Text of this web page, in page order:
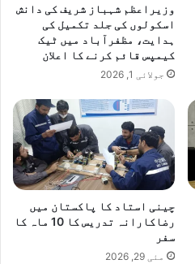
وزیراعظم شہباز شریف کی دانش
اسکولوں کی جلد تکمیل کی
ہدایت، مظفرآباد میں ٹیک
کیمپس قائم کرنے کا اعلان
جولائی 1, 2026
چینی استاد کا پاکستان میں
رضاکارانہ تدریس کا 10 ماہ کا
سفر
مئی 29, 2026